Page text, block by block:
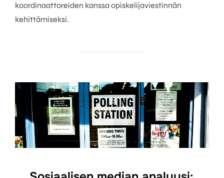
koordinaattoreiden kanssa opiskelijaviestinnän
kehittämiseksi.